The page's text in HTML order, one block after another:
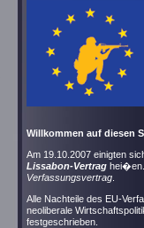
Willkommen auf diesen
Am 19.10.2007 einigten
Lissabon-Vertrag
Verfassungsvertrag
Alle Nachteile des EU-
neoliberale
festgeschrieben.